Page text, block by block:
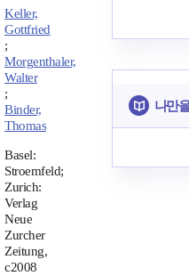
Keller,
Gottfried
;
Morgenthaler,
Walter
;
Binder,
Thomas
Basel:
Stroemfeld;
Zurich:
Verlag
Neue
Zurcher
Zeitung,
c2008
나만